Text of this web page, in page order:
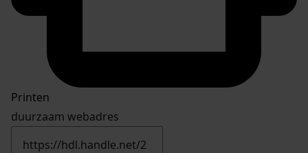
Printen
duurzaam webadres